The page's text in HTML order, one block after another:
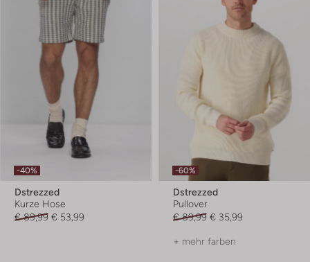
-40%
Dstrezzed
Kurze Hose
€ 89,99 € 53,99
-60%
Dstrezzed
Pullover
€ 89,99 € 35,99
+ mehr farben